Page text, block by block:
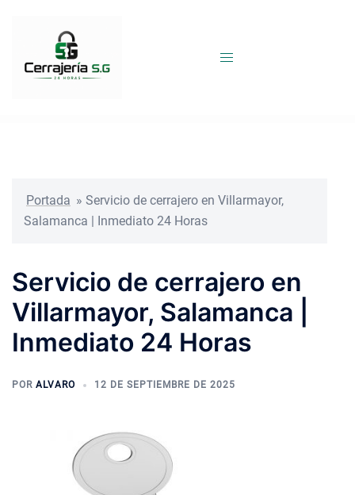
Portada » Servicio de cerrajero en Villarmayor,
Salamanca | Inmediato 24 Horas
Servicio de cerrajero en
Villarmayor, Salamanca |
Inmediato 24 Horas
POR ALVARO 12 DE SEPTIEMBRE DE 2025